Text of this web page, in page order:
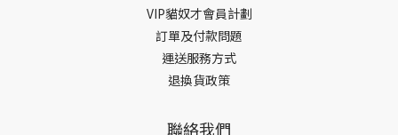
VIP貓奴才會員計劃
訂單及付款問題
運送服務方式
退換貨政策
聯絡我們